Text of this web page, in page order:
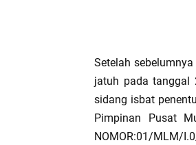
Setelah
jatuh pada tanggal
sidang isbat
Pimpinan Pusat
NOMOR:01/MLM/